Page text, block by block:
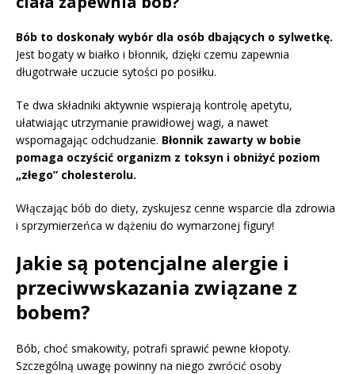
Bób to doskonały wybór dla osób dbających o sylwetkę.
Jest bogaty w białko i błonnik, dzięki czemu zapewnia
długotrwałe uczucie sytości po posiłku.
Te dwa składniki aktywnie wspierają kontrolę apetytu,
ułatwiając utrzymanie prawidłowej wagi, a nawet
wspomagając odchudzanie. Błonnik zawarty w bobie
pomaga oczyścić organizm z toksyn i obniżyć poziom
„złego” cholesterolu.
Włączając bób do diety, zyskujesz cenne wsparcie dla zdrowia
i sprzymierzeńca w dążeniu do wymarzonej figury!
Jakie są potencjalne alergie i
przeciwwskazania związane z
bobem?
Bób, choć smakowity, potrafi sprawić pewne kłopoty.
Szczególną uwagę powinny na niego zwrócić osoby